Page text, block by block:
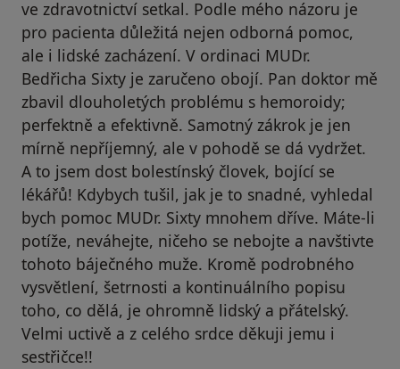
ve zdravotnictví setkal. Podle mého názoru je
pro pacienta důležitá nejen odborná pomoc,
ale i lidské zacházení. V ordinaci MUDr.
Bedřicha Sixty je zaručeno obojí. Pan doktor mě
zbavil dlouholetých problému s hemoroidy;
perfektně a efektivně. Samotný zákrok je jen
mírně nepříjemný, ale v pohodě se dá vydržet.
A to jsem dost bolestínský človek, bojící se
lékářů! Kdybych tušil, jak je to snadné, vyhledal
bych pomoc MUDr. Sixty mnohem dříve. Máte-li
potíže, neváhejte, ničeho se nebojte a navštivte
tohoto báječného muže. Kromě podrobného
vysvětlení, šetrnosti a kontinuálního popisu
toho, co dělá, je ohromně lidský a přátelský.
Velmi uctivě a z celého srdce děkuji jemu i
sestřičce!!